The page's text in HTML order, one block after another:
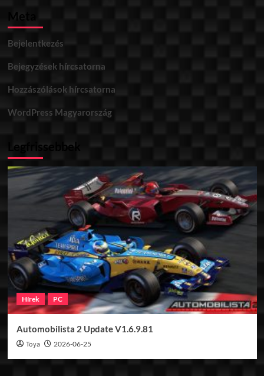
Meta
Bejelentkezés
Bejegyzések hírcsatorna
Hozzászólások hírcsatorna
WordPress Magyarország
Legfrissebbek
Hírek PC
Automobilista 2 Update V1.6.9.81
Toya 2026-06-25